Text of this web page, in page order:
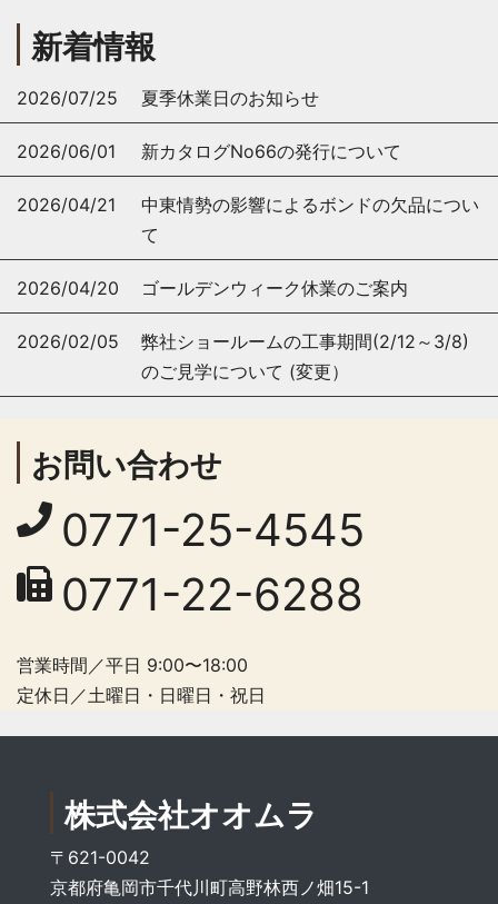
新着情報
2026/07/25 夏季休業日のお知らせ
2026/06/01 新カタログNo66の発行について
2026/04/21
中東情勢の影響によるボンドの欠品につい
て
2026/04/20 ゴールデンウィーク休業のご案内
2026/02/05
弊社ショールームの工事期間(2/12～3/8)
のご見学について (変更）
お問い合わせ
0771-25-4545
0771-22-6288
営業時間／平日 9:00〜18:00
定休日／土曜日・日曜日・祝日
株式会社オオムラ
〒621-0042
京都府亀岡市千代川町高野林西ノ畑15-1